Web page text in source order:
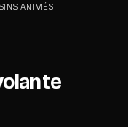
ANIMÉS